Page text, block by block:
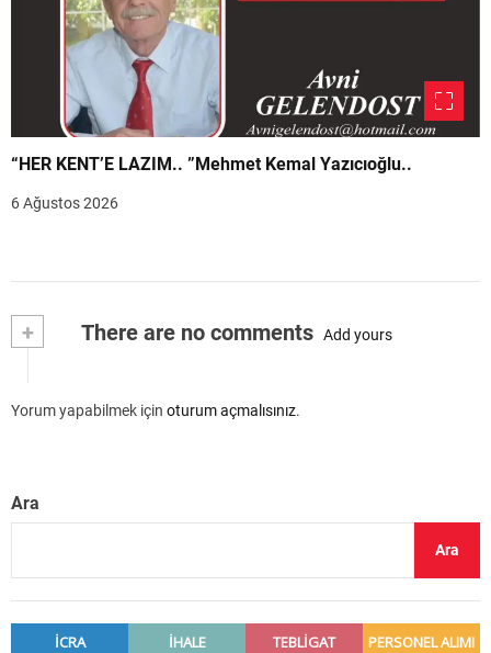
“HER KENT’E LAZIM.. ”Mehmet Kemal Yazıcıoğlu..
6 Ağustos 2026
+ There are no comments Add yours
Yorum yapabilmek için oturum açmalısınız.
Ara
Ara